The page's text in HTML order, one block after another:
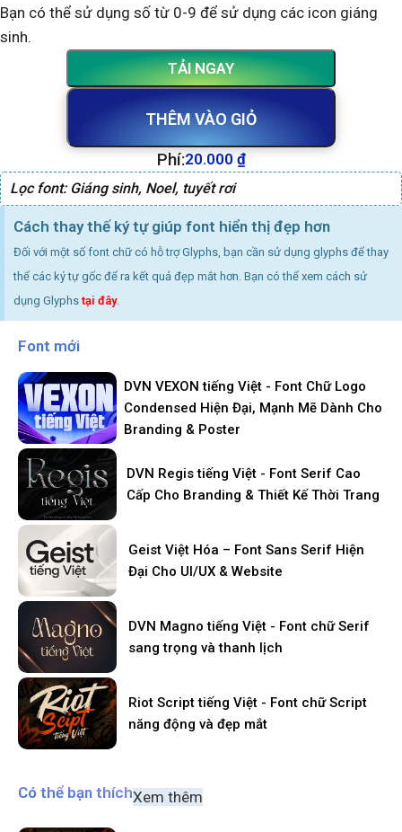
Bạn có thể sử dụng số từ 0-9 để sử dụng các icon giáng
sinh.
THÊM VÀO GIỎ
TẢI NGAY
Phí:20.000 ₫
Lọc font: Giáng sinh, Noel, tuyết rơi
Cách thay thế ký tự giúp font hiển thị đẹp hơn
Đối với một số font chữ có hỗ trợ Glyphs, bạn cần sử dụng glyphs để thay
thể các ký tự gốc để ra kết quả đẹp mắt hơn. Bạn có thể xem cách sử
dụng Glyphs tại đây.
Font mới
DVN VEXON tiếng Việt - Font Chữ Logo
Condensed Hiện Đại, Mạnh Mẽ Dành Cho
Branding & Poster
DVN Regis tiếng Việt - Font Serif Cao
Cấp Cho Branding & Thiết Kế Thời Trang
Geist Việt Hóa – Font Sans Serif Hiện
Đại Cho UI/UX & Website
DVN Magno tiếng Việt - Font chữ Serif
sang trọng và thanh lịch
Riot Script tiếng Việt - Font chữ Script
năng động và đẹp mắt
Có thể bạn thíchXem thêm